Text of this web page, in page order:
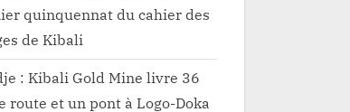
quinquennat du cahier des
de Kibali
: Kibali Gold Mine livre 36
route et un pont à Logo-Doka